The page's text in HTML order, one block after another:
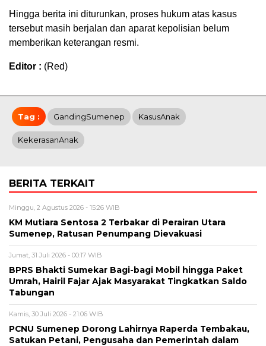
Hingga berita ini diturunkan, proses hukum atas kasus
tersebut masih berjalan dan aparat kepolisian belum
memberikan keterangan resmi.
Editor : (Red)
Tag : GandingSumenep KasusAnak
KekerasanAnak
BERITA TERKAIT
Minggu, 2 Agustus 2026 - 15:26 WIB
KM Mutiara Sentosa 2 Terbakar di Perairan Utara
Sumenep, Ratusan Penumpang Dievakuasi
Jumat, 31 Juli 2026 - 00:17 WIB
BPRS Bhakti Sumekar Bagi-bagi Mobil hingga Paket
Umrah, Hairil Fajar Ajak Masyarakat Tingkatkan Saldo
Tabungan
Kamis, 30 Juli 2026 - 21:06 WIB
PCNU Sumenep Dorong Lahirnya Raperda Tembakau,
Satukan Petani, Pengusaha dan Pemerintah dalam